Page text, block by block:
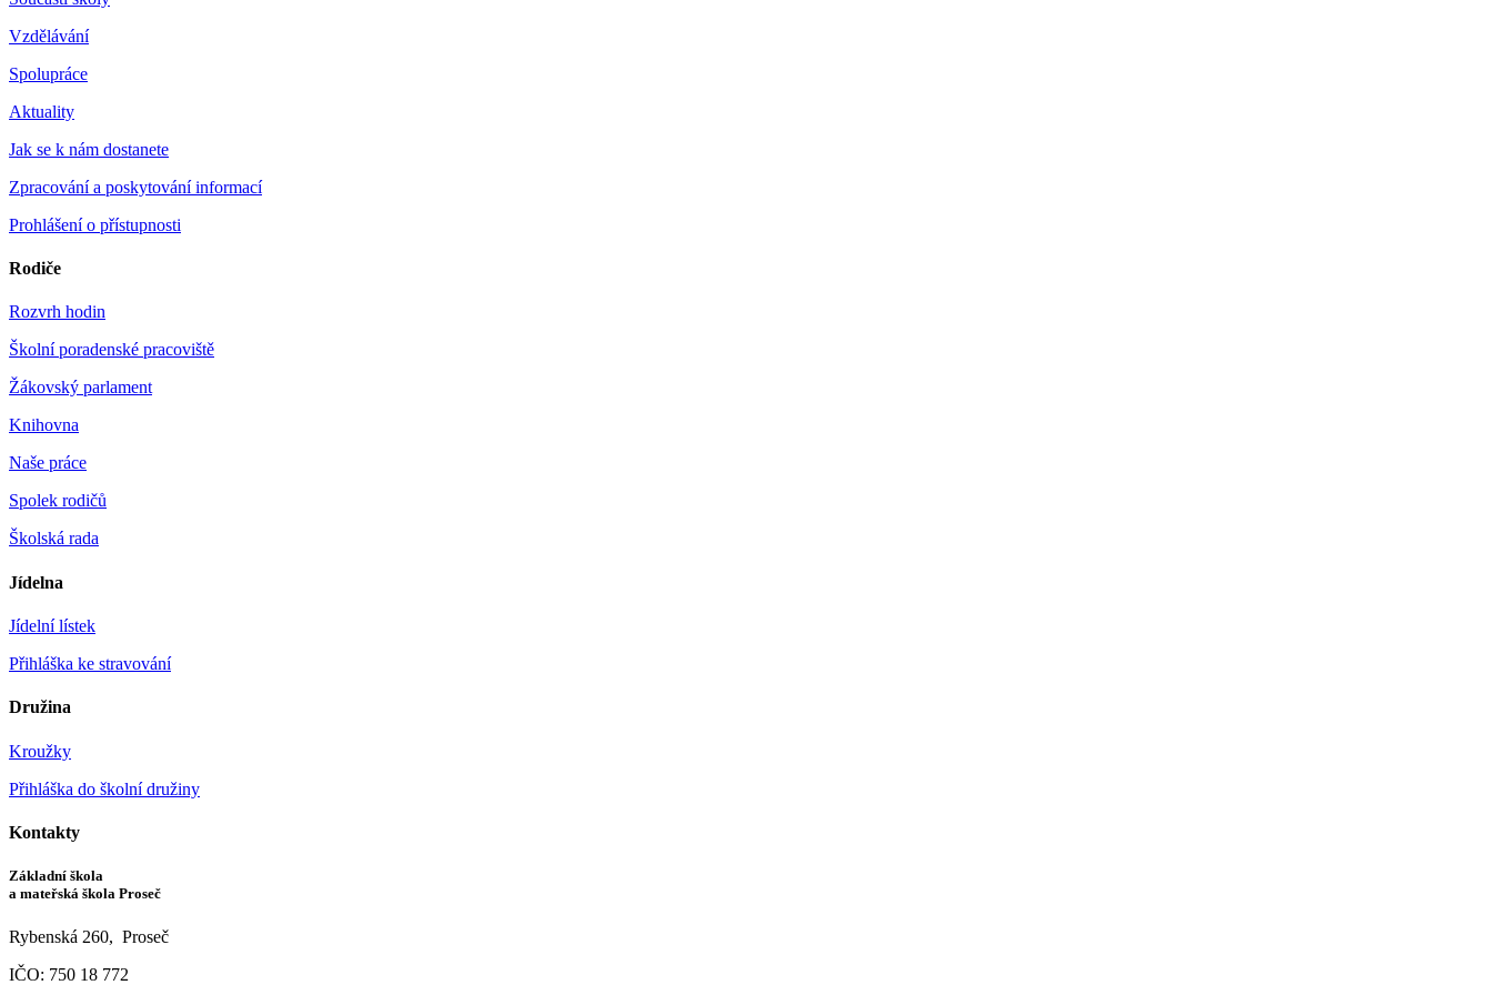
Vzdělávání
Spolupráce
Aktuality
Jak se k nám dostanete
Zpracování a poskytování informací
Prohlášení o přístupnosti
Rodiče
Rozvrh hodin
Školní poradenské pracoviště
Žákovský parlament
Knihovna
Naše práce
Spolek rodičů
Školská rada
Jídelna
Jídelní lístek
Přihláška ke stravování
Družina
Kroužky
Přihláška do školní družiny
Kontakty
Základní škola
a mateřská škola Proseč
Rybenská 260, Proseč
IČO: 750 18 772